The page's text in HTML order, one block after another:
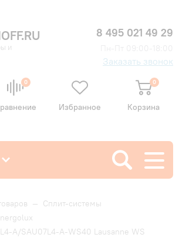
и
8 495 021 49 29
Заказать звонок
0
Избранное
0
Корзина
— Сплит-системы
A/SAU07L4-A-WS40 Lausanne WS